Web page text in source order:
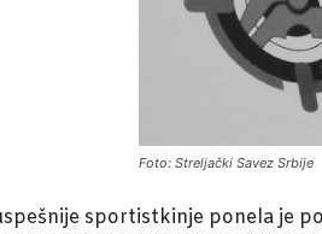
Foto: Streljački Savez Srbije
sportistkinje ponela je